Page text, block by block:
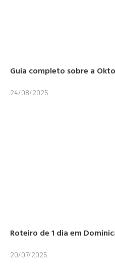
Guia completo sobre a
24/08/2025
Roteiro de 1 dia em
20/07/2025